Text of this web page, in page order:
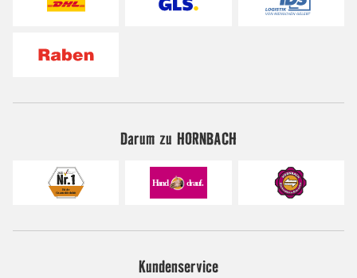
Darum zu HORNBACH
Kundenservice